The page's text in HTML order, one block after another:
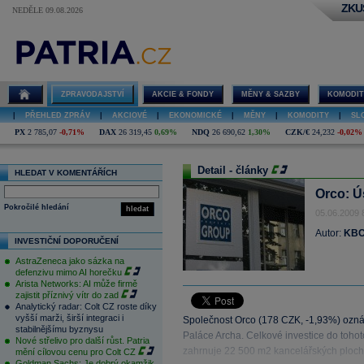
NEDĚLE 09.08.2026
ZPRAVODAJSTVÍ AKCIE & FONDY MĚNY & SAZBY
PŘEHLED ZPRÁV AKCIOVÉ EKONOMICKÉ MĚNY KOMODITY
PX 2 785,07 -0,71% DAX 26 319,45 0,69% NDQ 26 690,62 1,30% CZK/€ 24,232 -0,02%
HLEDAT V KOMENTÁŘÍCH
hledat
Pokročilé hledání
INVESTIČNÍ DOPORUČENÍ
AstraZeneca jako sázka na
defenzivu mimo AI horečku
Arista Networks: AI může firmě
zajistit příznivý vítr do zad
Analytický radar: Colt CZ roste díky
vyšší marži, širší integraci i
stabilnějšímu byznysu
Nové střelivo pro další růst. Patria
mění cílovou cenu pro Colt CZ
Detail - články
Orco:
05.06.2009
Autor:
Společnost Orco (178 CZK, -1,93%)
Paláce Archa. Celkové investice do
zahrnuje 22 500 m2 kancelářských